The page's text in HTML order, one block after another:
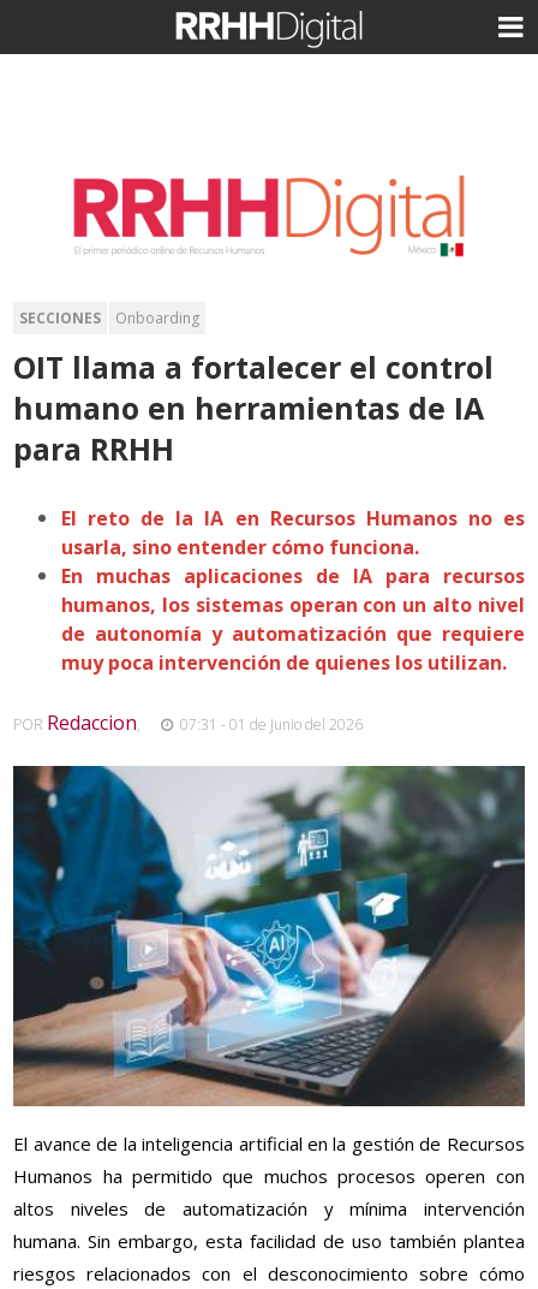
SECCIONES Onboarding
OIT llama a fortalecer el control
humano en herramientas de IA
para RRHH
El reto de la IA en Recursos Humanos no es
usarla, sino entender cómo funciona.
En muchas aplicaciones de IA para recursos
humanos, los sistemas operan con un alto nivel
de autonomía y automatización que requiere
muy poca intervención de quienes los utilizan.
POR Redaccion, 07:31 - 01 de Junio del 2026
El avance de la inteligencia artificial en la gestión de Recursos
Humanos ha permitido que muchos procesos operen con
altos niveles de automatización y mínima intervención
humana. Sin embargo, esta facilidad de uso también plantea
riesgos relacionados con el desconocimiento sobre cómo